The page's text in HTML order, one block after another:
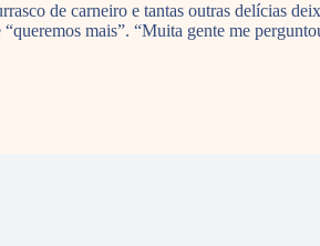
de carneiro e tantas outras delícias
mais”. “Muita gente me